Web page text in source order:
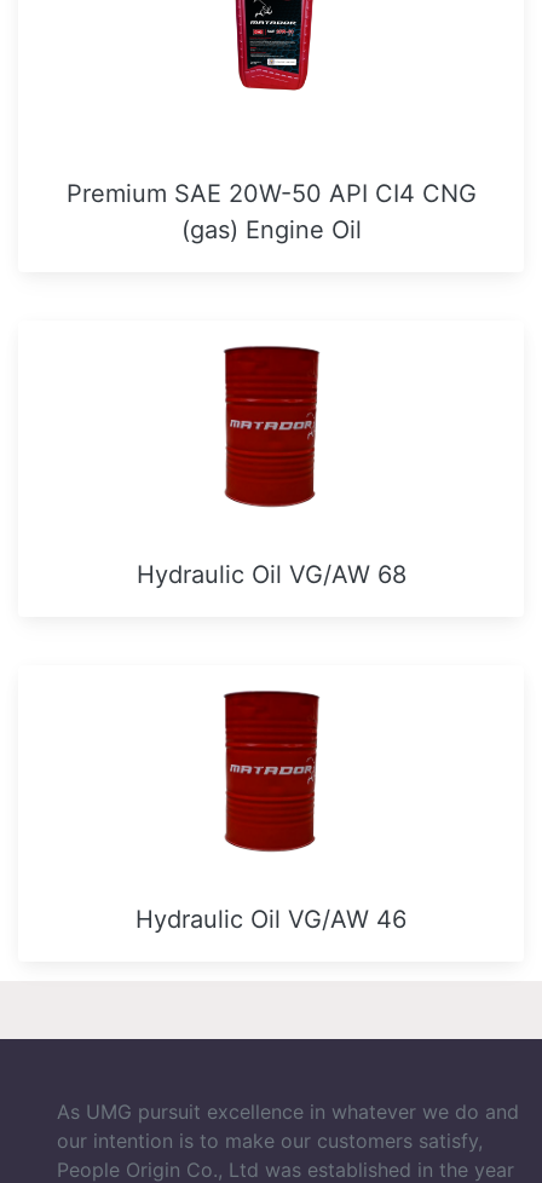
Premium SAE 20W-50 API CI4 CNG
(gas) Engine Oil
Hydraulic Oil VG/AW 68
Hydraulic Oil VG/AW 46
As UMG pursuit excellence in whatever we do and
our intention is to make our customers satisfy,
People Origin Co., Ltd was established in the year